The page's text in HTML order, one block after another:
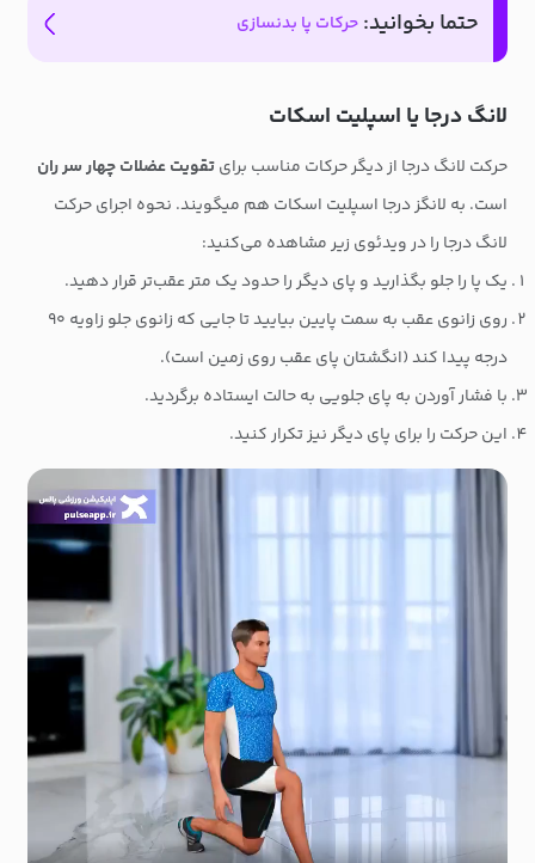
حتما بخوانید: حرکات پا بدنسازی
لانگ درجا یا اسپلیت اسکات
حرکت لانگ درجا از دیگر حرکات مناسب برایتقویت عضلات چهار سر ران
است. به لانگز درجا اسپلیت اسکات هم ‌میگویند. نحوه اجرای حرکت
لانگ درجا را در ویدئوی زیر مشاهده می‌کنید:
یک پا را جلو بگذارید و پای دیگر را حدود یک متر عقب‌تر قرار دهید.
روی زانوی عقب به سمت پایین بیایید تا جایی که زانوی جلو زاویه ۹۰
درجه پیدا کند (انگشتان پای عقب روی زمین است).
با فشار آوردن به پای جلویی به حالت ایستاده برگردید.
این حرکت را برای پای دیگر نیز تکرار کنید.